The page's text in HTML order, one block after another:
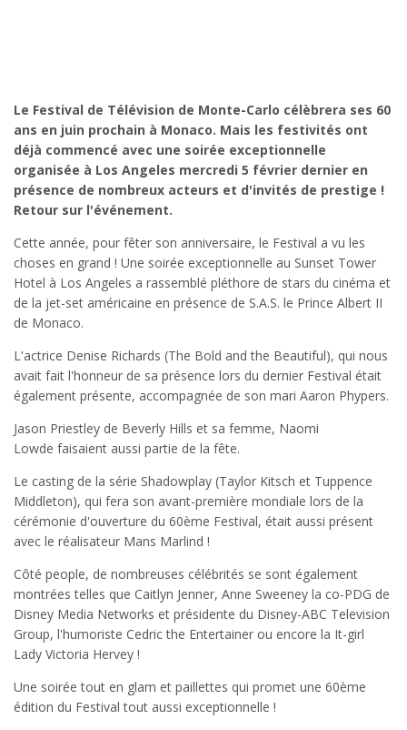
Le Festival de Télévision de Monte-Carlo célèbrera ses 60
ans en juin prochain à Monaco. Mais les festivités ont
déjà commencé avec une soirée exceptionnelle
organisée à Los Angeles mercredi 5 février dernier en
présence de nombreux acteurs et d'invités de prestige !
Retour sur l'événement.
Cette année, pour fêter son anniversaire, le Festival a vu les
choses en grand ! Une soirée exceptionnelle au Sunset Tower
Hotel à Los Angeles a rassemblé pléthore de stars du cinéma et
de la jet-set américaine en présence de S.A.S. le Prince Albert II
de Monaco.
L'actrice Denise Richards (The Bold and the Beautiful), qui nous
avait fait l'honneur de sa présence lors du dernier Festival était
également présente, accompagnée de son mari Aaron Phypers.
Jason Priestley de Beverly Hills et sa femme, Naomi
Lowde faisaient aussi partie de la fête.
Le casting de la série Shadowplay (Taylor Kitsch et Tuppence
Middleton), qui fera son avant-première mondiale lors de la
cérémonie d'ouverture du 60ème Festival, était aussi présent
avec le réalisateur Mans Marlind !
Côté people, de nombreuses célébrités se sont également
montrées telles que Caitlyn Jenner, Anne Sweeney la co-PDG de
Disney Media Networks et présidente du Disney-ABC Television
Group, l'humoriste Cedric the Entertainer ou encore la It-girl
Lady Victoria Hervey !
Une soirée tout en glam et paillettes qui promet une 60ème
édition du Festival tout aussi exceptionnelle !